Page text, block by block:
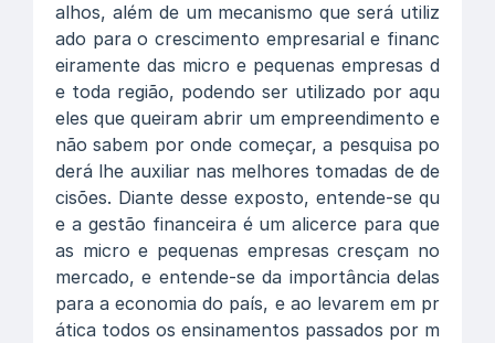
alhos, além de um mecanismo que será utiliz
ado para o crescimento empresarial e financ
eiramente das micro e pequenas empresas d
e toda região, podendo ser utilizado por aqu
eles que queiram abrir um empreendimento e
não sabem por onde começar, a pesquisa po
derá lhe auxiliar nas melhores tomadas de de
cisões. Diante desse exposto, entende-se qu
e a gestão financeira é um alicerce para que
as micro e pequenas empresas cresçam no
mercado, e entende-se da importância delas
para a economia do país, e ao levarem em pr
ática todos os ensinamentos passados por m